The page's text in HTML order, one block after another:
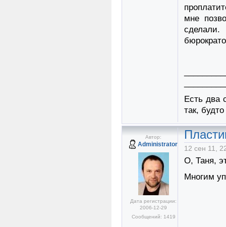
мне
Есть два
так,
Автор:
Administrator
Дата регистрации:
2006-12-29
Сообщений: 1419
12 сен 11,
О, Таня,
Многим